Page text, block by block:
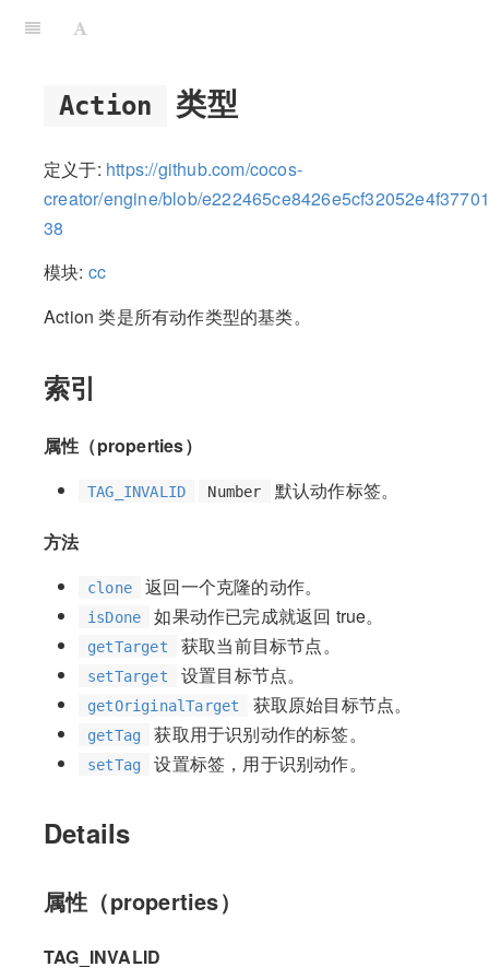
Action 类型
定义于: https://github.com/cocos-
creator/engine/blob/
38
模块: cc
Action 类是所有动作类型的基类。
索引
属性（properties）
TAG_INVALID Number 默认动作标签。
方法
clone 返回一个克隆的动作。
isDone 如果动作已完成就返回 true。
getTarget 获取当前目标节点。
setTarget 设置目标节点。
getOriginalTarget 获取原始目标节点。
getTag 获取用于识别动作的标签。
setTag 设置标签，用于识别动作。
Details
属性（properties）
TAG_INVALID